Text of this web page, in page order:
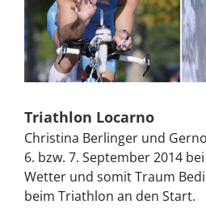
Triathlon Locarno
Christina Berlinger und
6. bzw. 7. September 2014
Wetter und somit Traum
beim Triathlon an den Start.